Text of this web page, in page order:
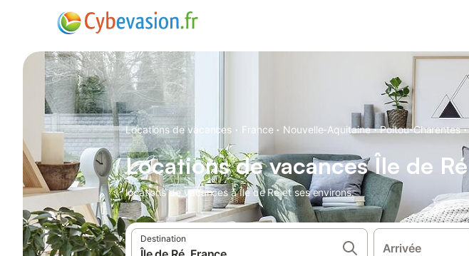
Locations de vacances · France · Nouvelle-Aquitaine · Poitou-Charentes ·
Locations de vacances Île de Ré
locations de vacances à Île de Ré et ses environs.
Destination
Arrivée